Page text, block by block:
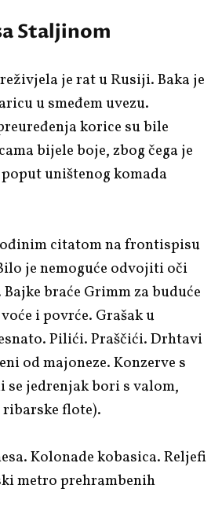
Staljinom
je rat u Rusiji. Baka je
u smeđem uvezu.
korice su bile
bijele boje, zbog čega je
uništenog komada
citatom na frontispisu
je nemoguće odvojiti oči
braće Grimm za buduće
i povrće. Grašak u
Pilići. Praščići. Drhtavi
od majoneze. Konzerve s
se jedrenjak bori s valom,
flote).
Kolonade kobasica. Reljefi
metro prehrambenih